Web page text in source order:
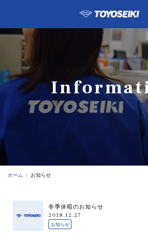
ホーム お知らせ
冬季休暇のお知らせ
2018.12.27
お知らせ